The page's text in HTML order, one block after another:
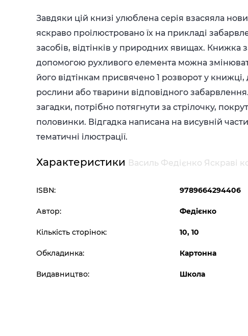
Завдяки цій книзі улюблена серія взасяяла
яскраво проілюстровано їх на прикладі
засобів, відтінків у природних явищах. Книжка
допомогою рухливого елемента можна
його відтінкам присвячено 1 розворот у
рослини або тварини відповідного
загадки, потрібно потягнути за стрілочку,
половинки. Відгадка написана на висувній
тематичні ілюстрації.
Характеристики Василь Федієнко Яскраві
ISBN: 9789664294406
Автор: Федієнко
Кількість сторінок: 10, 10
Обкладинка: Картонна
Видавництво: Школа